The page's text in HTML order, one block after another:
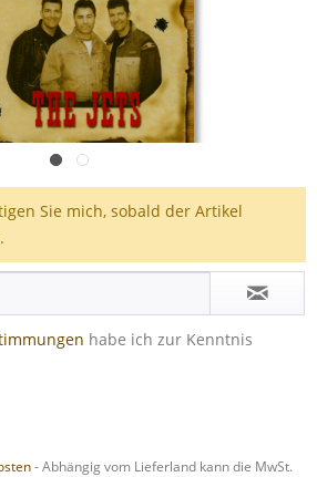
Sie mich, sobald der Artikel
habe ich zur Kenntnis
- Abhängig vom Lieferland kann die MwSt.